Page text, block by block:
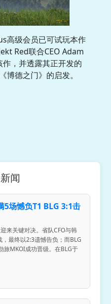
高级会员已可试玩本作
Red联合CEO Adam
，并透露其正开发的
博德之门》的启发。
闻
5场憾负T1 BLG 3:1击
来关键对决。省队CFO与韩
最终以2:3遗憾告负；而BLG
旅MKOI成功晋级。在BLG于